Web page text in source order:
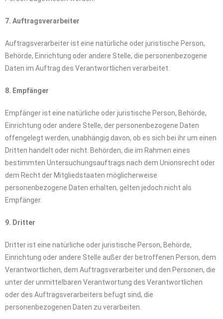
7. Auftragsverarbeiter
Auftragsverarbeiter ist eine natürliche oder juristische Person,
Behörde, Einrichtung oder andere Stelle, die personenbezogene
Daten im Auftrag des Verantwortlichen verarbeitet.
8. Empfänger
Empfänger ist eine natürliche oder juristische Person, Behörde,
Einrichtung oder andere Stelle, der personenbezogene Daten
offengelegt werden, unabhängig davon, ob es sich bei ihr um einen
Dritten handelt oder nicht. Behörden, die im Rahmen eines
bestimmten Untersuchungsauftrags nach dem Unionsrecht oder
dem Recht der Mitgliedstaaten möglicherweise
personenbezogene Daten erhalten, gelten jedoch nicht als
Empfänger.
9. Dritter
Dritter ist eine natürliche oder juristische Person, Behörde,
Einrichtung oder andere Stelle außer der betroffenen Person, dem
Verantwortlichen, dem Auftragsverarbeiter und den Personen, die
unter der unmittelbaren Verantwortung des Verantwortlichen
oder des Auftragsverarbeiters befugt sind, die
personenbezogenen Daten zu verarbeiten.